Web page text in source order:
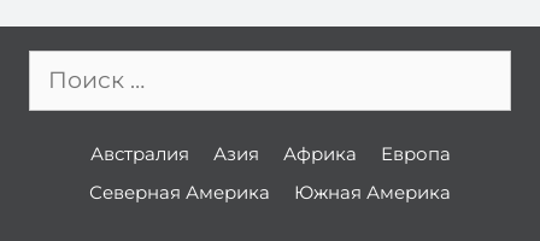
Австралия Азия Африка
Европа
Северная Америка
Южная Америка